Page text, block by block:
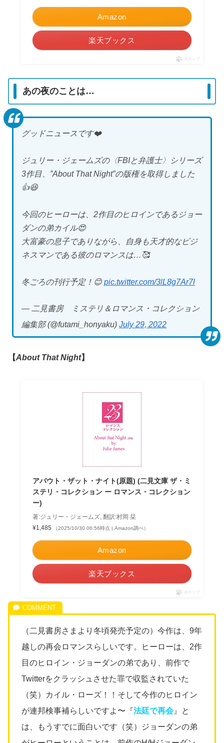
Amazon
楽天ブックス
ポチップ
あの夜のことは…
グッドニュースです❤️
ジュリー・ジェームズの〈FBIと弁護士〉シリーズ
3作目、”About That Night”の版権を取得しました
👍😆
今回のヒーローは、2作目のヒロインであるジョー
ダンの弟カイル😍
大富豪の息子でありながら、自身も天才的なビジ
ネスマンである彼のロマンスは…🥰
冬ごろの刊行予定！😊 pic.twitter.com/3lL8g7Ar7l
— 二見書房 ミステリ＆ロマンス・コレクション
編集部 (@futami_honyaku) July 29, 2022
【About That Night】
アバウト・ザット・ナイト(原題) (二見文庫 ザ・ミ
ステリ・コレクション ー ロマンス・コレクション
ー)
著:ジュリー・ジェームズ, 翻訳:村岡 栞
¥1,485
（2025/10/30 06:56時点 | Amazon調べ）
Amazon
楽天ブックス
ポチップ
（二見書房さまより冬頃発売予定の）今作は、 9年
越しの再会ロマンスらしいです。ヒーローは、 2作
目のヒロイン・ジョーダンの弟であり、前作で
Twitterをクラッシュさせた罪で収監されていた
（笑）カイル・ローズ！！そして今作のヒロイン
が連邦検事補らしいですよ〜『法廷で再会』と
は、もうすでに面白いです（笑）ジョーダンの弟